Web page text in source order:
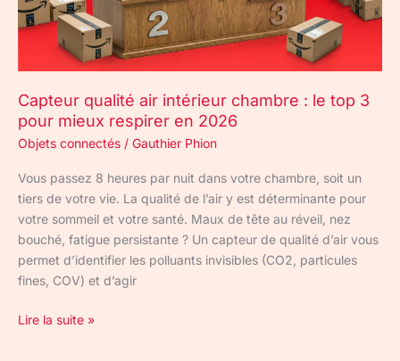
Capteur qualité air intérieur chambre : le top 3
pour mieux respirer en 2026
Objets connectés / Gauthier Phion
Vous passez 8 heures par nuit dans votre chambre, soit un
tiers de votre vie. La qualité de l’air y est déterminante pour
votre sommeil et votre santé. Maux de tête au réveil, nez
bouché, fatigue persistante ? Un capteur de qualité d’air vous
permet d’identifier les polluants invisibles (CO2, particules
fines, COV) et d’agir
top
respirer
en
2026
Lire la suite »